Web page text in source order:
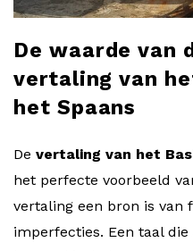
o
g
De waarde van
vertaling van
het Spaans
De vertaling van het
het perfecte voorbeeld
vertaling een bron is van
imperfecties. Een taal